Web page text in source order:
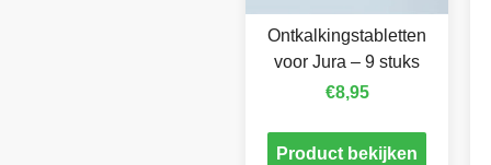
Ontkalkingstabletten
voor Jura – 9 stuks
€8,95
Product bekijken